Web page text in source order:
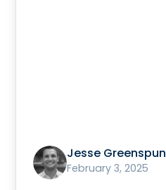
Jesse Greenspun
February 3, 2025